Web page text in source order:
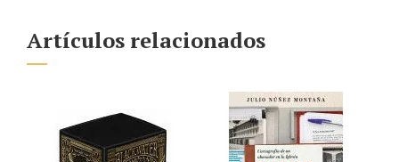
Artículos relacionados